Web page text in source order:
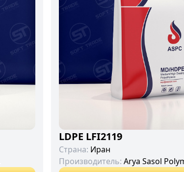
LDPE LFI2119
Страна: Иран
Производитель:Arya Sasol